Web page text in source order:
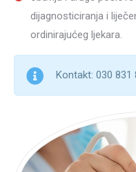
dijagnosticiranja i
ordinirajućeg ljekara.
Kontakt: 030 831